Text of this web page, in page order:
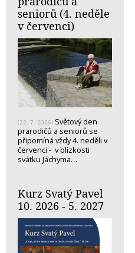
seniorů (4. neděle
v červenci)
(22. 7. 2026) Světový den
prarodičů a seniorů se
připomíná vždy 4. neděli v
červenci - v blízkosti
svátku Jáchyma…
Kurz Svatý Pavel
10. 2026 - 5. 2027